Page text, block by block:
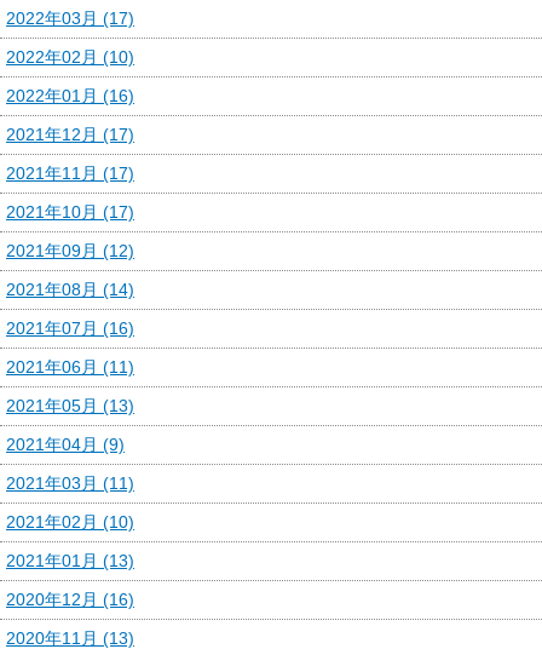
2022年03月 (17)
2022年02月 (10)
2022年01月 (16)
2021年12月 (17)
2021年11月 (17)
2021年10月 (17)
2021年09月 (12)
2021年08月 (14)
2021年07月 (16)
2021年06月 (11)
2021年05月 (13)
2021年04月 (9)
2021年03月 (11)
2021年02月 (10)
2021年01月 (13)
2020年12月 (16)
2020年11月 (13)